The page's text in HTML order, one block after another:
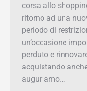
di ritorno ad una
lungo periodo di
rappresentano
recuperare il
guardaroba per le
prezzi